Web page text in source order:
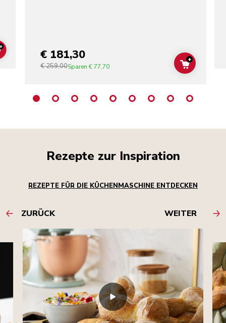
ADD TO CART€ 181,30
€ 259,00Sparen € 77,70 ADD TO
+
Rezepte zur Inspiration
REZEPTE FÜR DIE KÜCHENMASCHINE ENTDECKEN
ZURÜCK WEITER